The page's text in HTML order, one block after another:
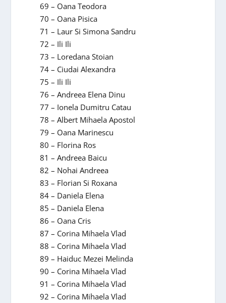
69 – Oana Teodora
70 – Oana Pisica
71 – Laur Si Simona Sandru
72 – Ili Ili
73 – Loredana Stoian
74 – Ciudai Alexandra
75 – Ili Ili
76 – Andreea Elena Dinu
77 – Ionela Dumitru Catau
78 – Albert Mihaela Apostol
79 – Oana Marinescu
80 – Florina Ros
81 – Andreea Baicu
82 – Nohai Andreea
83 – Florian Si Roxana
84 – Daniela Elena
85 – Daniela Elena
86 – Oana Cris
87 – Corina Mihaela Vlad
88 – Corina Mihaela Vlad
89 – Haiduc Mezei Melinda
90 – Corina Mihaela Vlad
91 – Corina Mihaela Vlad
92 – Corina Mihaela Vlad